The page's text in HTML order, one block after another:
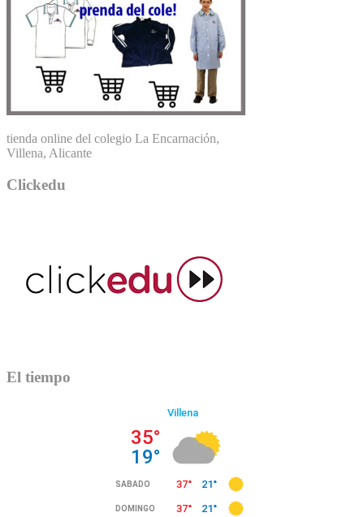
tienda online del colegio La Encarnación,
Villena, Alicante
Clickedu
El tiempo